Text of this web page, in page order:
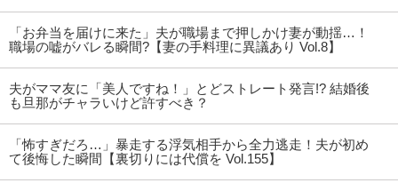
「お弁当を届けに来た」夫が職場まで押しかけ妻が動揺…！
職場の嘘がバレる瞬間?【妻の手料理に異議あり Vol.8】
夫がママ友に「美人ですね！」とどストレート発言!? 結婚後
も旦那がチャラいけど許すべき？
「怖すぎだろ…」暴走する浮気相手から全力逃走！夫が初め
て後悔した瞬間【裏切りには代償を Vol.155】